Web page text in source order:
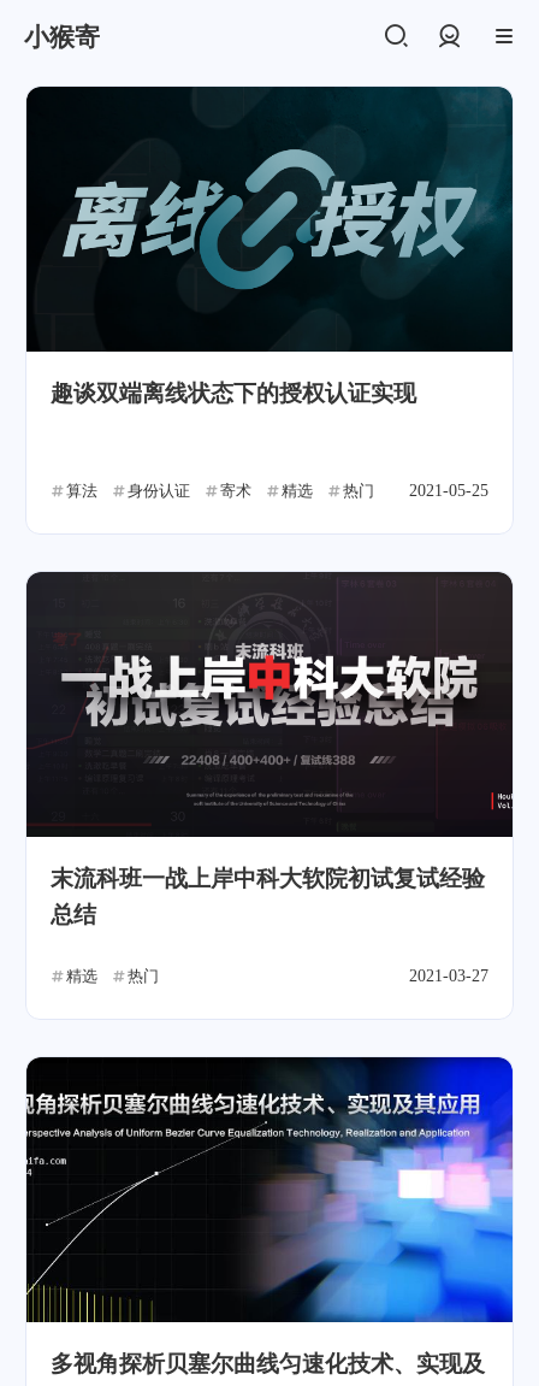
小猴寄
趣谈双端离线状态下的授权认证实现
算法 身份认证 寄术 精选 热门 2021-05-25
末流科班一战上岸中科大软院初试复试经验
总结
精选 热门 2021-03-27
多视角探析贝塞尔曲线匀速化技术、实现及